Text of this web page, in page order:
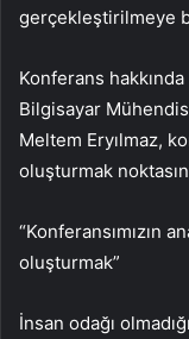
gerçekleştirilmeye
Konferans
Bilgisayar
Meltem Eryılmaz,
oluşturmak
“Konferansımızın
oluşturmak”
İnsan odağı